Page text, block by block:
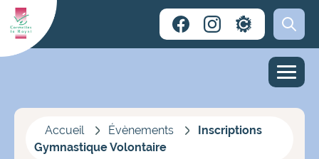
Accueil Évènements
Inscriptions
Gymnastique Volontaire